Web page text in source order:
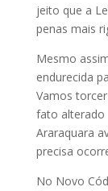
jeito que a
penas mais
Mesmo
endurecida
Vamos
fato alterado
Araraquara
precisa
No Novo